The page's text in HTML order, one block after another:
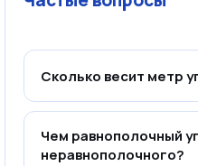
Сколько весит метр
Чем равнополочный
неравнополочного?